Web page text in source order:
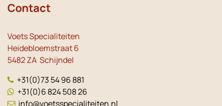
Contact
Voets Specialiteiten
Heidebloemstraat 6
5482 ZA Schijndel
+31(0)73 54 96 881
+31(0)6 824 508 26
info@voetsspecialiteiten.nl